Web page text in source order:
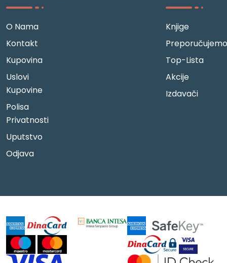
O Nama
Kontakt
Kupovina
Uslovi
Kupovine
Polisa
Privatnosti
Uputstvo
Odjava
Knjige
Preporučujemo
Top-Lista
Akcije
Izdavači